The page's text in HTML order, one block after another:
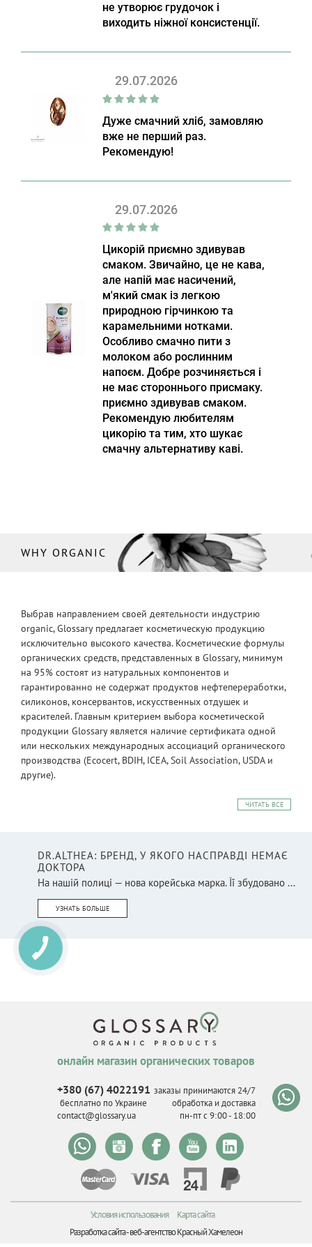
не утворює грудочок і
виходить ніжної консистенції.
29.07.2026
Дуже смачний хліб, замовляю
вже не перший раз.
Рекомендую!
29.07.2026
Цикорій приємно здивував
смаком. Звичайно, це не кава,
але напій має насичений,
м'який смак із легкою
природною гірчинкою та
карамельними нотками.
Особливо смачно пити з
молоком або рослинним
напоєм. Добре розчиняється і
не має стороннього присмаку.
приємно здивував смаком.
Рекомендую любителям
цикорію та тим, хто шукає
смачну альтернативу каві.
WHY ORGANIC
Выбрав направлением своей деятельности индустрию
organic, Glossary предлагает косметическую продукцию
исключительно высокого качества. Косметические формулы
органических средств, представленных в Glossary, минимум
на 95% состоят из натуральных компонентов и
гарантированно не содержат продуктов нефтепереработки,
силиконов, консервантов, искусственных отдушек и
красителей. Главным критерием выбора косметической
продукции Glossary является наличие сертификата одной
или нескольких международных ассоциаций органического
производства (Ecocert, BDIH, ICEA, Soil Association, USDA и
другие).
ЧИТАТЬ ВСЕ
DR.ALTHEA: БРЕНД, У ЯКОГО НАСПРАВДІ НЕМАЄ
ДОКТОРА
На нашій полиці — нова корейська марка. Її збудовано ...
УЗНАТЬ БОЛЬШЕ
онлайн магазин органических товаров
+380 (67) 4022191
бесплатно по Украине
contact@glossary.ua
заказы принимаются 24/7
обработка и доставка
пн-пт с 9:00 - 18:00
Условия использования
Карта сайта
Разработка сайта -веб-агентство Красный Хамелеон